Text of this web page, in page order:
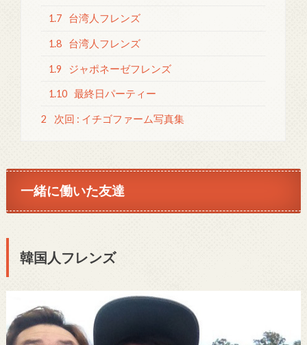
1.7 台湾人フレンズ
1.8 台湾人フレンズ
1.9 ジャポネーゼフレンズ
1.10 最終日パーティー
2 次回 : イチゴファーム写真集
一緒に働いた友達
韓国人フレンズ